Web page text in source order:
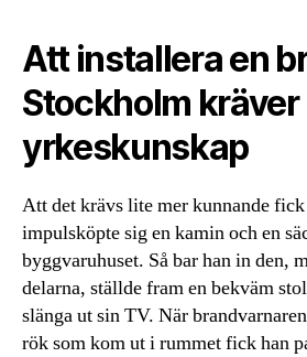
Att installera en
Stockholm kräver
yrkeskunskap
Att det krävs lite mer kunnande
impulsköpte sig en kamin och en
byggvaruhuset. Så bar han in den,
delarna, ställde fram en bekväm
slänga ut sin TV. När
rök som kom ut i rummet fick han